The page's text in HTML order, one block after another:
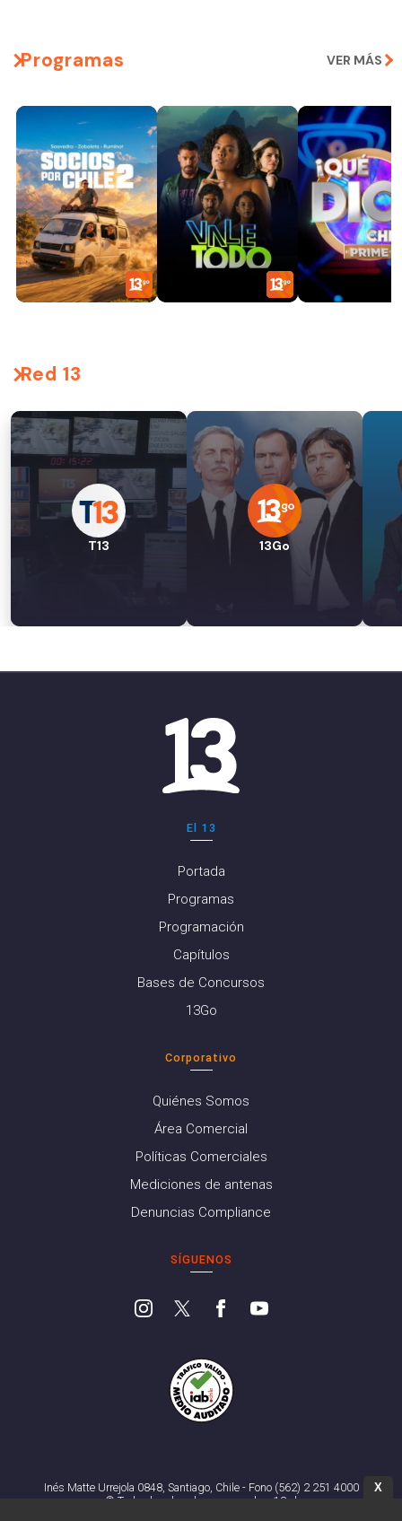
Programas VER MÁS
Red 13
T13 13Go
El 13
Portada
Programas
Programación
Capítulos
Bases de Concursos
13Go
Corporativo
Quiénes Somos
Área Comercial
Políticas Comerciales
Mediciones de antenas
Denuncias Compliance
SÍGUENOS
Inés Matte Urrejola 0848, Santiago, Chile - Fono (562) 2 251 4000
© Todos los derechos reservados. 13.cl
X